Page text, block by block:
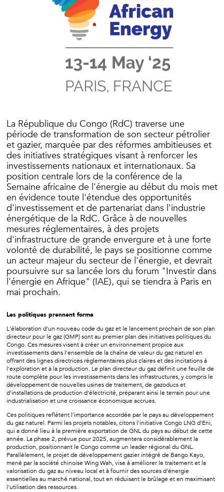
La République du Congo (RdC) traverse une
période de transformation de son secteur pétrolier
et gazier, marquée par des réformes ambitieuses et
des initiatives stratégiques visant à renforcer les
investissements nationaux et internationaux. Sa
position centrale lors de la conférence de la
Semaine africaine de l'énergie au début du mois met
en évidence toute l'étendue des opportunités
d'investissement et de partenariat dans l'industrie
énergétique de la RdC. Grâce à de nouvelles
mesures réglementaires, à des projets
d'infrastructure de grande envergure et à une forte
volonté de durabilité, le pays se positionne comme
un acteur majeur du secteur de l'énergie, et devrait
poursuivre sur sa lancée lors du forum "Investir dans
l'énergie en Afrique" (IAE), qui se tiendra à Paris en
mai prochain.
Les politiques prennent forme
L'élaboration d'un nouveau code du gaz et le lancement prochain de son plan
directeur pour le gaz (GMP) sont au premier plan des initiatives politiques du
Congo. Ces mesures visent à créer un environnement propice aux
investissements dans l'ensemble de la chaîne de valeur du gaz naturel en
offrant des lignes directrices réglementaires plus claires et des incitations à
l'exploration et à la production. Le plan directeur du gaz définit une feuille de
route complète pour les investissements dans les infrastructures, y compris le
développement de nouvelles usines de traitement, de gazoducs et
d'installations de production d'électricité, préparant ainsi le terrain pour une
industrialisation et une croissance économique accrues.
Ces politiques reflètent l'importance accordée par le pays au développement
du gaz naturel. Parmi les projets notables, citons l'initiative Congo LNG d'Eni,
qui a donné lieu à la première exportation de GNL du pays au début de cette
année. La phase 2, prévue pour 2025, augmentera considérablement la
production, positionnant le Congo comme un leader régional du GNL.
Parallèlement, le projet de développement gazier intégré de Bango Kayo,
mené par la société chinoise Wing Wah, vise à améliorer le traitement et la
valorisation du gaz au niveau local et à fournir des sources d'énergie
essentielles au marché national, tout en réduisant le brûlage et en maximisant
l'utilisation des ressources.